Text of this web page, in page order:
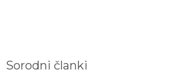
Sorodni članki